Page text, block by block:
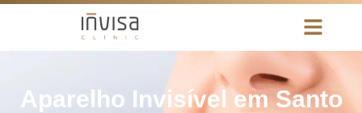
Aparelho Invisível em Santo